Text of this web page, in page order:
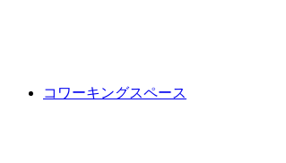
コワーキングスペース